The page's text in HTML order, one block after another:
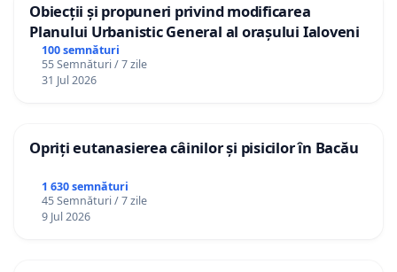
Obiecții și propuneri privind modificarea
Planului Urbanistic General al orașului Ialoveni
100 semnături
55 Semnături / 7 zile
31 Jul 2026
Opriți eutanasierea câinilor și pisicilor în Bacău
1 630 semnături
45 Semnături / 7 zile
9 Jul 2026